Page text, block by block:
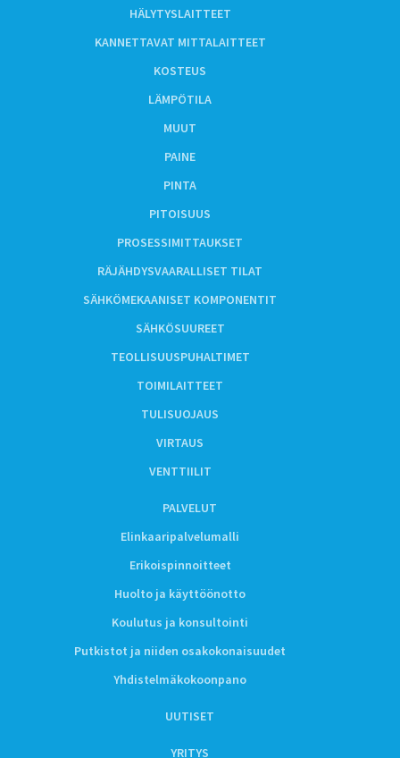
HÄLYTYSLAITTEET
KANNETTAVAT MITTALAITTEET
KOSTEUS
LÄMPÖTILA
MUUT
PAINE
PINTA
PITOISUUS
PROSESSIMITTAUKSET
RÄJÄHDYSVAARALLISET TILAT
SÄHKÖMEKAANISET KOMPONENTIT
SÄHKÖSUUREET
TEOLLISUUSPUHALTIMET
TOIMILAITTEET
TULISUOJAUS
VIRTAUS
VENTTIILIT
PALVELUT
Elinkaaripalvelumalli
Erikoispinnoitteet
Huolto ja käyttöönotto
Koulutus ja konsultointi
Putkistot ja niiden osakokonaisuudet
Yhdistelmäkokoonpano
UUTISET
YRITYS